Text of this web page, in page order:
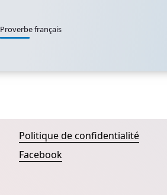
Proverbe français
Politique de confidentialité
Facebook